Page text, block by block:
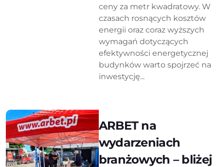
ceny za metr kwadratowy. W
czasach rosnących kosztów
energii oraz coraz wyższych
wymagań dotyczących
efektywności energetycznej
budynków warto spojrzeć na
inwestycję...
ARBET na
wydarzeniach
branżowych – bliżej